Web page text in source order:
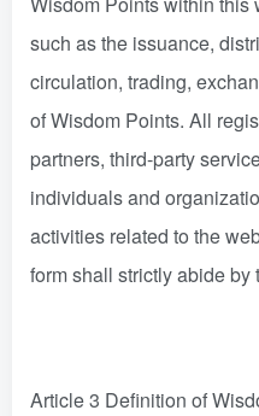
such as the issuance,
circulation, trading,
of Wisdom Points. All
partners, third-party
individuals and
activities related to the
form shall strictly abide
Article 3 Definition of